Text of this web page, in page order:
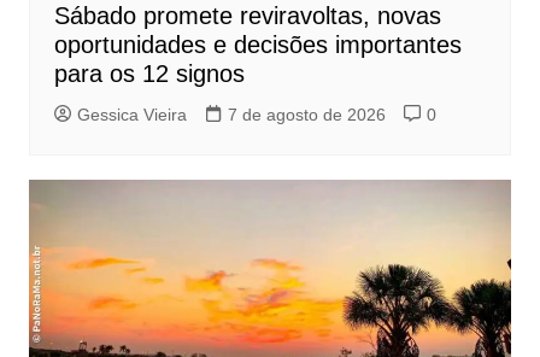
Sábado promete reviravoltas, novas
oportunidades e decisões importantes
para os 12 signos
Gessica Vieira 7 de agosto de 2026 0